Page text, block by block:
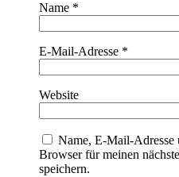
Name *
E-Mail-Adresse *
Website
Name, E-Mail-Adresse
Browser für meinen
speichern.